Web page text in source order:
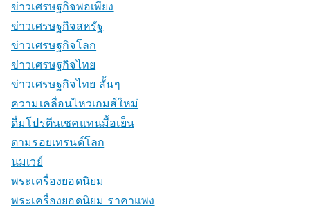
ข่าวเศรษฐกิจพอเพียง
ข่าวเศรษฐกิจสหรัฐ
ข่าวเศรษฐกิจโลก
ข่าวเศรษฐกิจไทย
ข่าวเศรษฐกิจไทย สั้นๆ
ความเคลื่อนไหวเกมส์ใหม่
ดื่มโปรตีนเชคแทนมื้อเย็น
ตามรอยเทรนด์โลก
นมเวย์
พระเครื่องยอดนิยม
พระเครื่องยอดนิยม ราคาแพง